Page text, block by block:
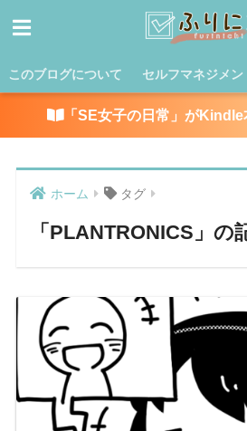
このブログについて セルフマネジメン
「SE女子の日常」がKindle
ホーム タグ
「PLANTRONICS」の